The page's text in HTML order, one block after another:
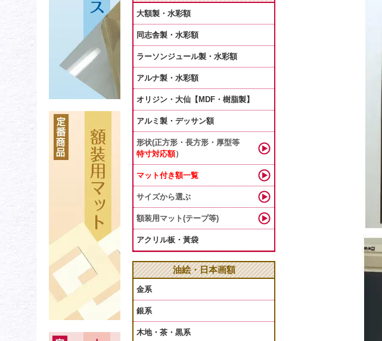
大額製・水彩額
同志舎製・水彩額
ラーソンジュール製・水彩額
アルナ製・水彩額
オリジン・大仙【MDF・樹脂製】
アルミ製・デッサン額
形状(正方形・長方形・厚型等
特寸対応額）
マット付き額一覧
サイズから選ぶ
額装用マット(テープ等)
アクリル板・黃袋
油絵・日本画額
金系
銀系
木地・茶・黒系